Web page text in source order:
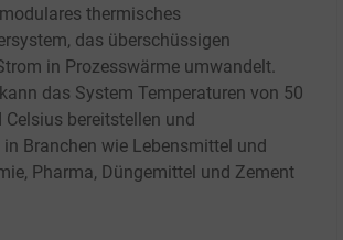
thermisches
das überschüssigen
in Prozesswärme umwandelt.
das System Temperaturen von 50
Celsius bereitstellen und
Branchen wie Lebensmittel und
Pharma, Düngemittel und Zement